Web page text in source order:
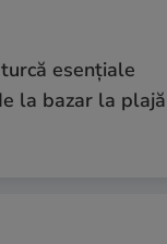
esențiale
la bazar la plajă